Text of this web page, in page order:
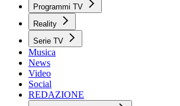
Programmi TV
Reality
Serie TV
Musica
News
Video
Social
REDAZIONE